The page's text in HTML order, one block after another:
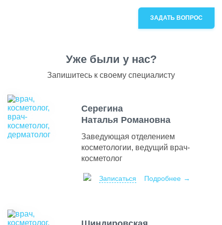
ЗАДАТЬ ВОПРОС
Уже были у нас?
Запишитесь к своему специалисту
Серегина
Наталья Романовна
Заведующая отделением
косметологии, ведущий врач-
косметолог
Записаться Подробнее